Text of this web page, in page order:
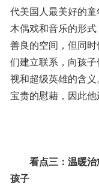
代美国人最美好的童
木偶戏和音乐的形式
善良的空间，但同
们建立联系，向孩
视和超级英雄的含
宝贵的慰藉，因此他
看点三：温暖
孩子